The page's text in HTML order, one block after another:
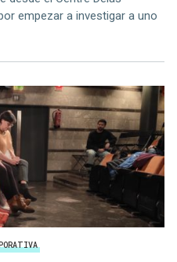
empezar a investigar a uno